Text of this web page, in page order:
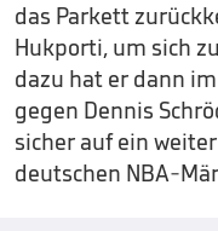
das Parkett
Hukporti, um sich
dazu hat er dann
gegen Dennis
sicher auf ein
deutschen NBA-